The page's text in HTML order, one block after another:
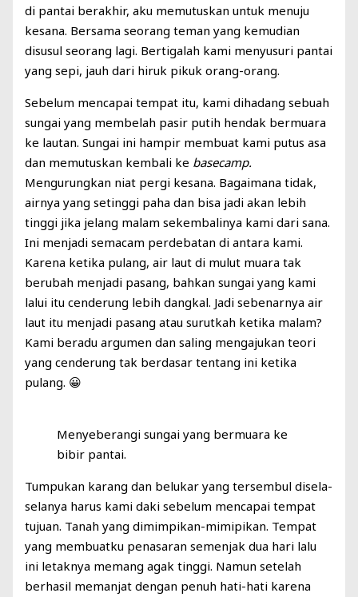
di pantai berakhir, aku memutuskan untuk menuju
kesana. Bersama seorang teman yang kemudian
disusul seorang lagi. Bertigalah kami menyusuri pantai
yang sepi, jauh dari hiruk pikuk orang-orang.
Sebelum mencapai tempat itu, kami dihadang sebuah
sungai yang membelah pasir putih hendak bermuara
ke lautan. Sungai ini hampir membuat kami putus asa
dan memutuskan kembali ke basecamp.
Mengurungkan niat pergi kesana. Bagaimana tidak,
airnya yang setinggi paha dan bisa jadi akan lebih
tinggi jika jelang malam sekembalinya kami dari sana.
Ini menjadi semacam perdebatan di antara kami.
Karena ketika pulang, air laut di mulut muara tak
berubah menjadi pasang, bahkan sungai yang kami
lalui itu cenderung lebih dangkal. Jadi sebenarnya air
laut itu menjadi pasang atau surutkah ketika malam?
Kami beradu argumen dan saling mengajukan teori
yang cenderung tak berdasar tentang ini ketika
pulang. 😀
Menyeberangi sungai yang bermuara ke
bibir pantai.
Tumpukan karang dan belukar yang tersembul disela-
selanya harus kami daki sebelum mencapai tempat
tujuan. Tanah yang dimimpikan-mimipikan. Tempat
yang membuatku penasaran semenjak dua hari lalu
ini letaknya memang agak tinggi. Namun setelah
berhasil memanjat dengan penuh hati-hati karena